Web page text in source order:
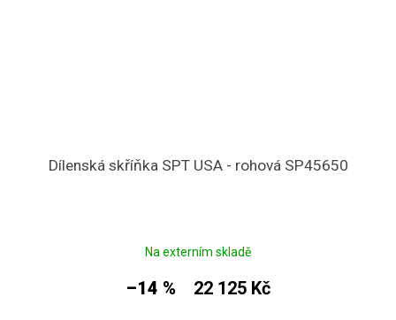
Dílenská skříňka SPT USA - rohová SP45650
Na externím skladě
–14 % 22 125 Kč